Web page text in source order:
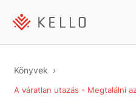
Könyvek
A váratlan utazás - Megtalálni